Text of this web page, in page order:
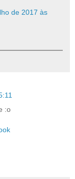
de 2017 às
:o